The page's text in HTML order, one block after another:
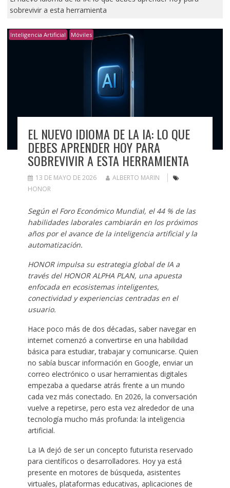
sobrevivir a esta herramienta
Inteligencia Artificial Móviles
EL NUEVO IDIOMA DE LA IA: LO QUE
DEBES APRENDER HOY PARA
SOBREVIVIR A ESTA HERRAMIENTA
13 DE MAYO DE 2026
ALBERTO MARIN
HONOR
Según el Foro Económico Mundial, el 44 % de las
habilidades laborales cambiarán en los próximos
años por el avance de la inteligencia artificial y la
automatización.
HONOR impulsa su estrategia global de IA a
través del HONOR ALPHA PLAN, una apuesta
enfocada en ecosistemas inteligentes,
conectividad y experiencias centradas en el
usuario.
Hace poco más de dos décadas, saber navegar en
internet comenzó a convertirse en una habilidad
básica para estudiar, trabajar y comunicarse. Quien
no sabía buscar información en Google, enviar un
correo electrónico o usar herramientas digitales
empezaba a quedarse atrás frente a un mundo
cada vez más conectado. En 2026, la conversación
vuelve a repetirse, pero esta vez alrededor de una
tecnología mucho más profunda: la inteligencia
artificial.
La IA dejó de ser un concepto futurista reservado
para científicos o desarrolladores. Hoy ya está
presente en motores de búsqueda, asistentes
virtuales, plataformas educativas, aplicaciones de